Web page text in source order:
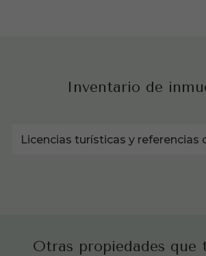
Inventario de
Licencias turísticas y referencias
Otras propiedades que